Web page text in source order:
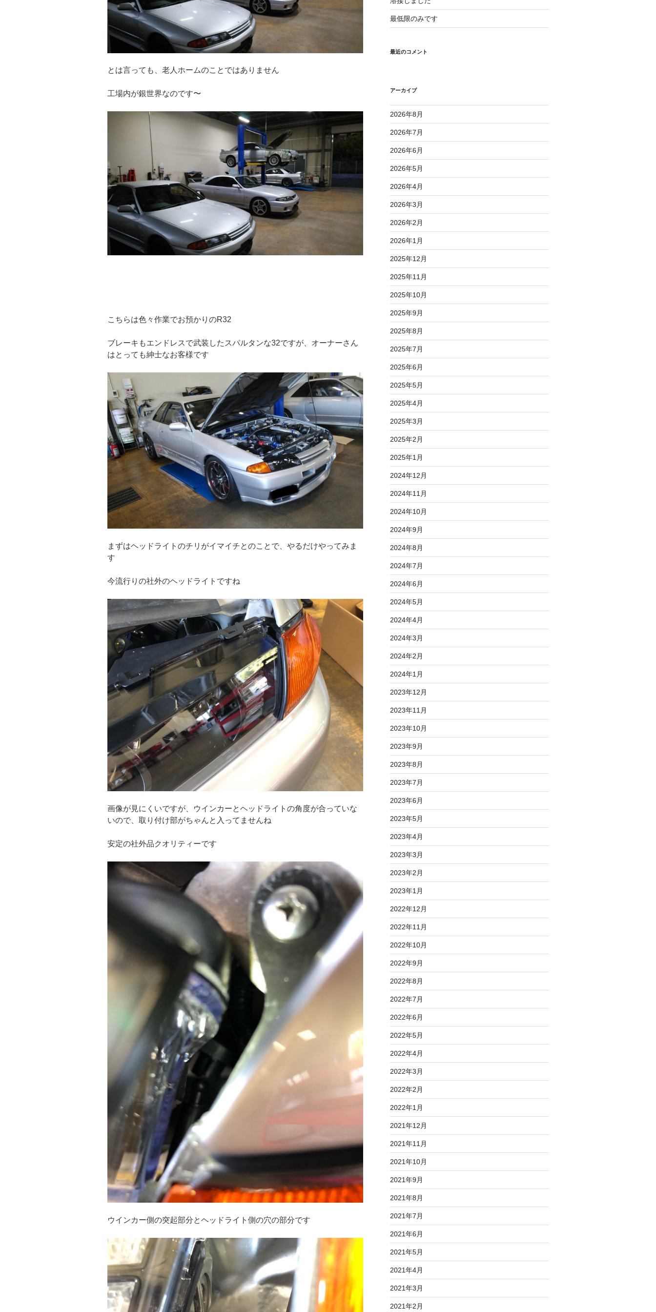
とは言っても、老人ホームのことではありません
工場内が銀世界なのです〜
こちらは色々作業でお預かりのR32
ブレーキもエンドレスで武装したスパルタンな32ですが、オーナーさん
はとっても紳士なお客様です
まずはヘッドライトのチリがイマイチとのことで、やるだけやってみま
す
今流行りの社外のヘッドライトですね
画像が見にくいですが、ウインカーとヘッドライトの角度が合っていな
いので、取り付け部がちゃんと入ってませんね
安定の社外品クオリティーです
ウインカー側の突起部分とヘッドライト側の穴の部分です
最低限のみです
最近のコメント
アーカイブ
2026年8月
2026年7月
2026年6月
2026年5月
2026年4月
2026年3月
2026年2月
2026年1月
2025年12月
2025年11月
2025年10月
2025年9月
2025年8月
2025年7月
2025年6月
2025年5月
2025年4月
2025年3月
2025年2月
2025年1月
2024年12月
2024年11月
2024年10月
2024年9月
2024年8月
2024年7月
2024年6月
2024年5月
2024年4月
2024年3月
2024年2月
2024年1月
2023年12月
2023年11月
2023年10月
2023年9月
2023年8月
2023年7月
2023年6月
2023年5月
2023年4月
2023年3月
2023年2月
2023年1月
2022年12月
2022年11月
2022年10月
2022年9月
2022年8月
2022年7月
2022年6月
2022年5月
2022年4月
2022年3月
2022年2月
2022年1月
2021年12月
2021年11月
2021年10月
2021年9月
2021年8月
2021年7月
2021年6月
2021年5月
2021年4月
2021年3月
2021年2月